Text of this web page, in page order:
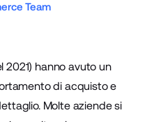
Team
2021) hanno avuto un
di acquisto e
Molte aziende si